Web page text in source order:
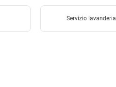
Servizio lavanderia